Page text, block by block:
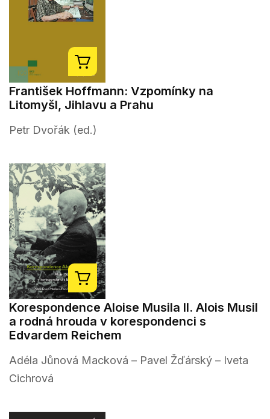
František Hoffmann: Vzpomínky na
Litomyšl, Jihlavu a Prahu
Petr Dvořák (ed.)
Korespondence Aloise Musila II. Alois Musil
a rodná hrouda v korespondenci s
Edvardem Reichem
Adéla Jůnová Macková – Pavel Žďárský – Iveta
Cichrová